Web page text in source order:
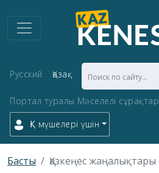
Русский Қазақ
Портал туралы Мәселелі сұрақтар
ҚК мүшелері үшін
Басты Қазкеңес жаңалықтары